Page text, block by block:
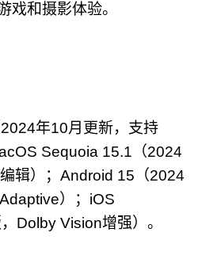
戏和摄影体验。
年10月更新，支持
Sequoia 15.1（2024
辑）；Android 15（2024
）；iOS
Dolby Vision增强）。